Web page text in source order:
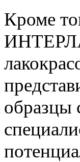
Кроме
образцы